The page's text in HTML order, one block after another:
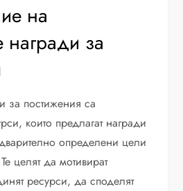
на
награди за
за постижения са
които предлагат награди
определени цели
целят да мотивират
ресурси, да споделят